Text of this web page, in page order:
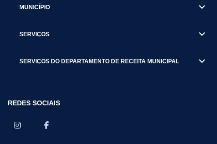
MUNICÍPIO
SERVIÇOS
SERVIÇOS DO DEPARTAMENTO DE RECEITA MUNICIPAL
REDES SOCIAIS